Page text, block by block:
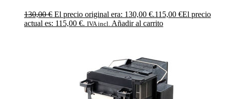
130,00€ El precio original era: 130,00 €.115,00 €El precio
actual es: 115,00 €. IVA incl. Añadir al carrito